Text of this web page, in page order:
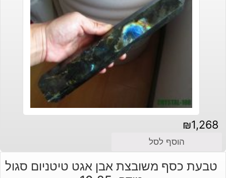
₪1,268
הוסף לסל
טבעת כסף משובצת אבן אגט טיטניום סגול